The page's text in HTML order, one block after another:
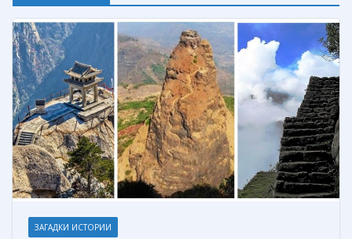
ЗАГАДКИ ИСТОРИИ